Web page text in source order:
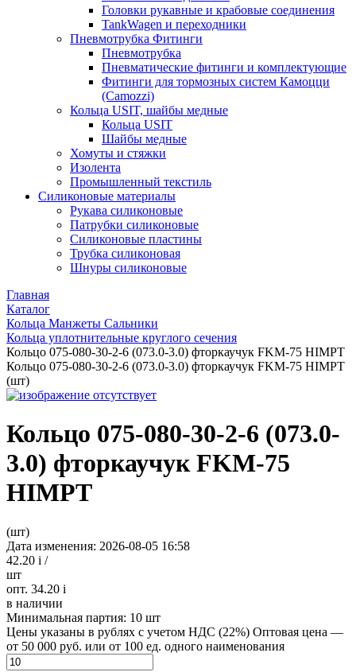
Головки рукавные и крабовые соединения
TankWagen и переходники
Пневмотрубка Фитинги
Пневмотрубка
Пневматические фитинги и комплектующие
Фитинги для тормозных систем Камоцци
(Camozzi)
Кольца USIT, шайбы медные
Кольца USIT
Шайбы медные
Хомуты и стяжки
Изолента
Промышленный текстиль
Силиконовые материалы
Рукава силиконовые
Патрубки силиконовые
Силиконовые пластины
Трубка силиконовая
Шнуры силиконовые
Главная
Каталог
Кольца Манжеты Сальники
Кольца уплотнительные круглого сечения
Кольцо 075-080-30-2-6 (073.0-3.0) фторкаучук FKM-75 HIMPT
Кольцо 075-080-30-2-6 (073.0-3.0) фторкаучук FKM-75 HIMPT
(шт)
Кольцо 075-080-30-2-6 (073.0-
3.0) фторкаучук FKM-75
HIMPT
(шт)
Дата изменения: 2026-08-05 16:58
42.20 i /
шт
опт. 34.20 i
в наличии
Минимальная партия: 10 шт
Цены указаны в рублях с учетом НДС (22%) Оптовая цена —
от 50 000 руб. или от 100 ед. одного наименования